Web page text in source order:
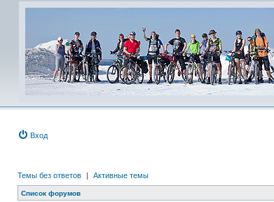
Вход
Темы без ответов | Активные темы
Список форумов